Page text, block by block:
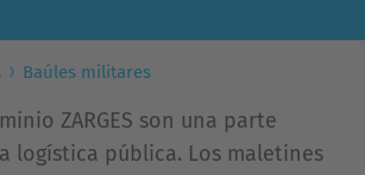
Baúles militares
ZARGES son una parte
logística pública. Los maletines